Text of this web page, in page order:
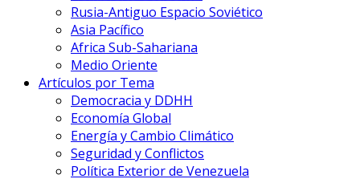
Rusia-Antiguo Espacio Soviético
Asia Pacífico
Africa Sub-Sahariana
Medio Oriente
Artículos por Tema
Democracia y DDHH
Economía Global
Energía y Cambio Climático
Seguridad y Conflictos
Política Exterior de Venezuela